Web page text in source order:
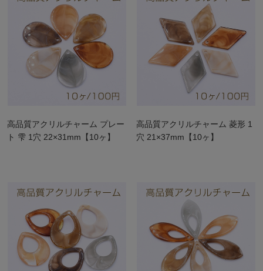
高品質アクリルチャーム プレー
ト 雫 1穴 22×31mm【10ヶ】
高品質アクリルチャーム 菱形 1
穴 21×37mm【10ヶ】